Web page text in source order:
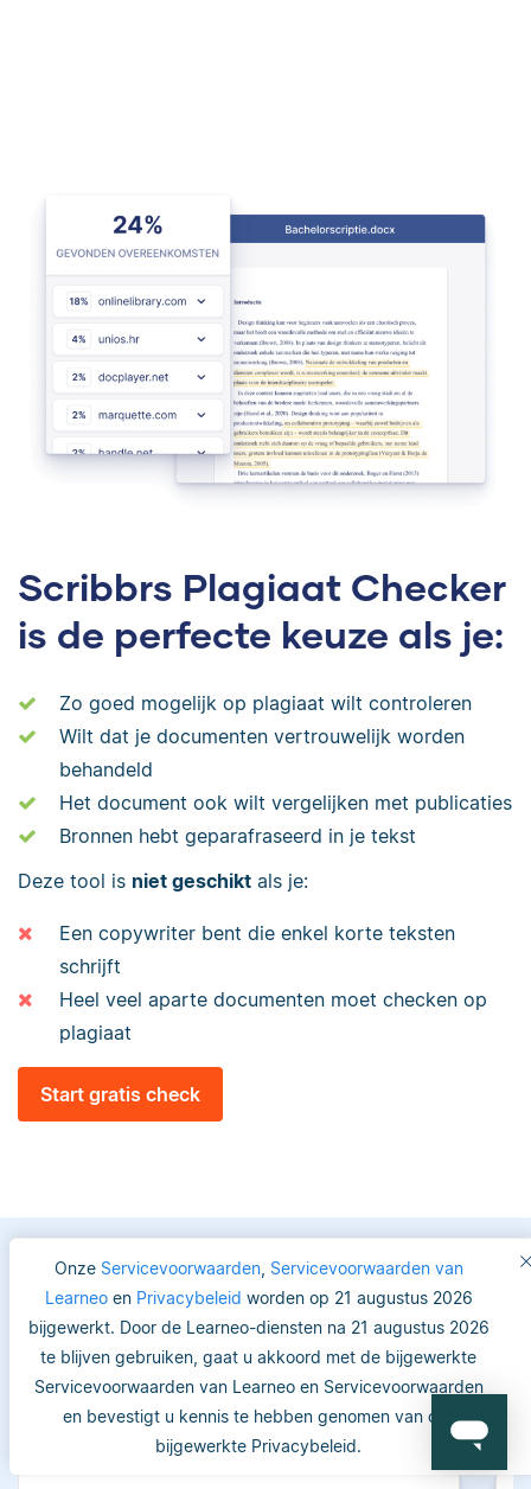
Onze Servicevoorwaarden, Servicevoorwaarden van
Learneoen Privacybeleid worden op 21 augustus 2026
bijgewerkt. Door de Learneo-diensten na 21 augustus 2026
te blijven gebruiken, gaat u akkoord met de bijgewerkte
Servicevoorwaarden van Learneo en Servicevoorwaarden
en bevestigt u kennis te hebben genomen van ons
bijgewerkte Privacybeleid.
Scribbrs Plagiaat Checker
is de perfecte keuze als je:
Zo goed mogelijk op plagiaat wilt controleren
Wilt dat je documenten vertrouwelijk worden
behandeld
Het document ook wilt vergelijken met publicaties
Bronnen hebt geparafraseerd in je tekst
Deze tool is niet geschikt als je:
Een copywriter bent die enkel korte teksten
schrijft
Heel veel aparte documenten moet checken op
plagiaat
Start gratis check
Vertrouwde keuze voor
studenten en academici